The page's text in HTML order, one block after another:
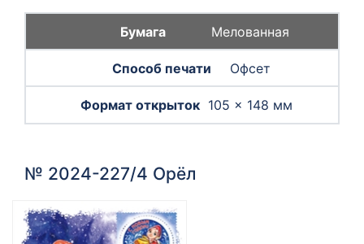
Мелованная
Офсет
105 × 148 мм
№ 2024-227/4 Орёл